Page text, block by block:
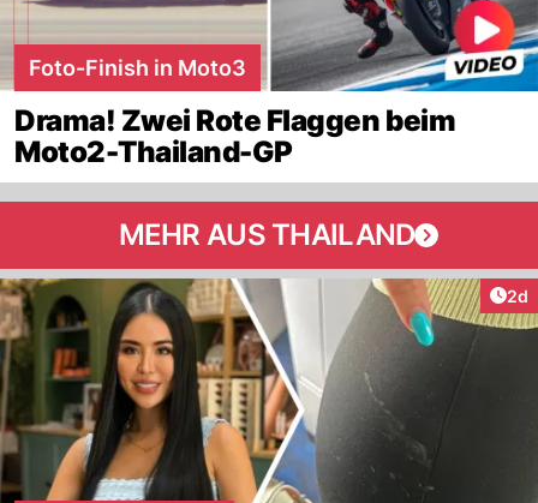
Foto-Finish in Moto3
Drama! Zwei Rote Flaggen beim
Moto2-Thailand-GP
MEHR AUS THAILAND
2d